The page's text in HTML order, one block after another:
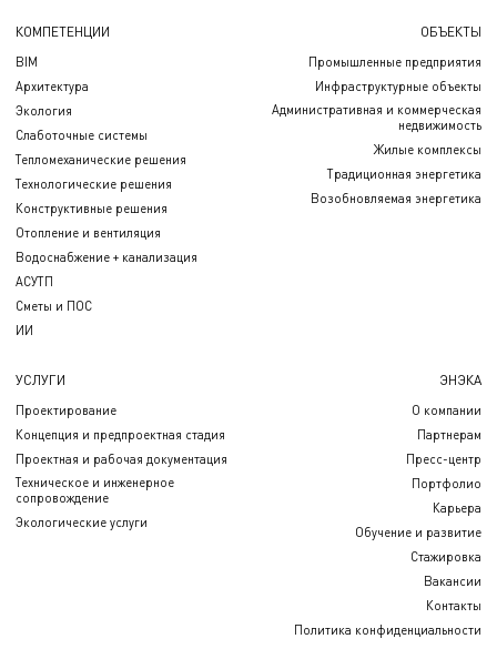
КОМПЕТЕНЦИИ
BIM
Архитектура
Экология
Слаботочные системы
Тепломеханические решения
Технологические решения
Конструктивные решения
Отопление и вентиляция
Водоснабжение + канализация
АСУТП
Сметы и ПОС
ИИ
ОБЪЕКТЫ
Промышленные предприятия
Инфраструктурные объекты
Административная и коммерческая
недвижимость
Жилые комплексы
Традиционная энергетика
Возобновляемая энергетика
УСЛУГИ
Проектирование
Концепция и предпроектная стадия
Проектная и рабочая документация
Техническое и инженерное
сопровождение
Экологические услуги
ЭНЭКА
О компании
Партнерам
Пресс-центр
Портфолио
Карьера
Обучение и развитие
Стажировка
Вакансии
Контакты
Политика конфиденциальности